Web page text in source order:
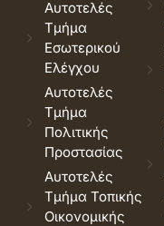
Αυτοτελές
Τμήμα
Εσωτερικού
Ελέγχου
Αυτοτελές
Τμήμα
Πολιτικής
Προστασίας
Αυτοτελές
Τμήμα Τοπικής
Οικονομικής